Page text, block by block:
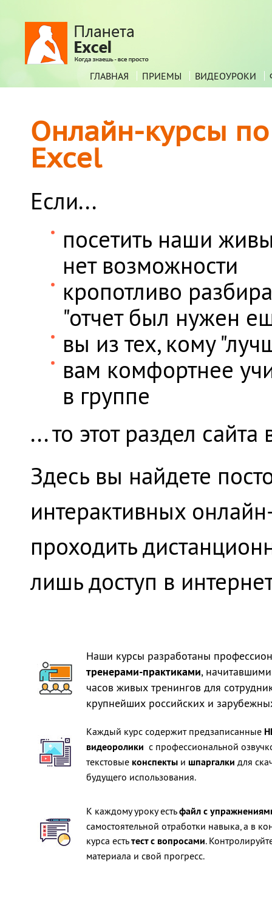
ГЛАВНАЯ ПРИЕМЫ ВИДЕОУРОКИ
Онлайн-курсы
Excel
Если...
посетить наши
нет возможности
кропотливо
"отчет был нужен
вы из тех, кому
вам комфортнее
в группе
... то этот раздел
Здесь вы найдете
интерактивных
проходить
лишь доступ в
Наши курсы разработаны
тренерами-практиками,
часов живых тренингов для
крупнейших российских и
Каждый курс содержит предзаписанные
видеоролики с профессиональной
текстовые конспекты и шпаргалки для
будущего использования.
К каждому уроку естьфайл с
самостоятельной отработки навыка, а в
курса естьтест с вопросами.
материала и свой прогресс.